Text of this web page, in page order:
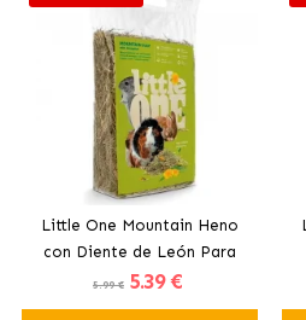
Little One Mountain Heno
con Diente de León Para
Pequeños Mamíferos
5.99 € 5.39 €